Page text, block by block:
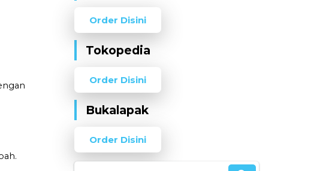
Order Disini
Tokopedia
Order Disini
Bukalapak
Order Disini